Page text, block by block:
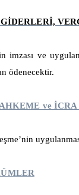
imzası ve
ödenecektir.
ve